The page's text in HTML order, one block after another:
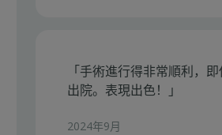
「手術進行得非常順利，
出院。表現出色！」
2024年9月